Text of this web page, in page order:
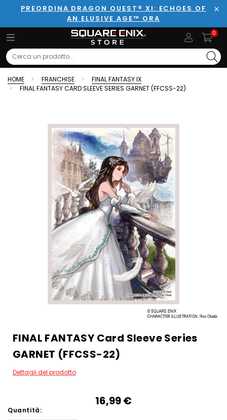
PREORDINA DRAGON QUEST® XI: ECHOES OF
AN ELUSIVE AGE™ ORA
0
Search
HOME FRANCHISE
FINAL FANTASY IX
FINAL FANTASY CARD SLEEVE SERIES GARNET (FFCSS-22)
FINAL FANTASY Card Sleeve Series
GARNET (FFCSS-22)
Dettagli del prodotto
16,99‎ ‎€
Quantità: